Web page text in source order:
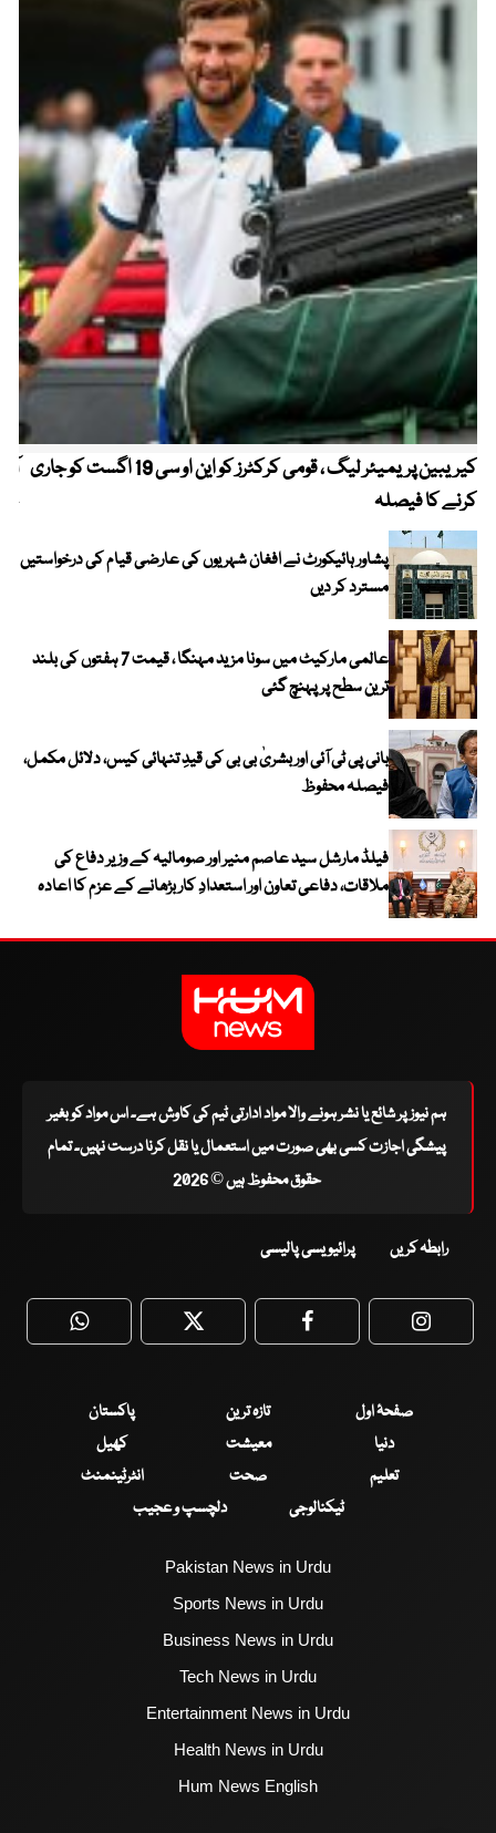
کیریبین پریمیئر لیگ ، قومی کرکٹرز کو این او سی 19 اگست کو جاری
کرنے کا فیصلہ
پشاور ہائیکورٹ نے افغان شہریوں کی عارضی قیام کی درخواستیں
مسترد کر دیں
عالمی مارکیٹ میں سونا مزید مہنگا ، قیمت 7 ہفتوں کی بلند
ترین سطح پر پہنچ گئی
بانی پی ٹی آئی اور بشریٰ بی بی کی قیدِ تنہائی کیس، دلائل مکمل،
فیصلہ محفوظ
فیلڈ مارشل سید عاصم منیر اور صومالیہ کے وزیر دفاع کی
ملاقات، دفاعی تعاون اور استعدادِ کار بڑھانے کے عزم کا اعادہ
ہم نیوز پر شائع یا نشر ہونے والا مواد ادارتی ٹیم کی کاوش ہے۔ اس مواد کو بغیر
پیشگی اجازت کسی بھی صورت میں استعمال یا نقل کرنا درست نہیں۔ تمام
حقوق محفوظ ہیں © 2026
رابطہ کریں پرائیویسی پالیسی
WhatsApp Twitter Facebook
صفحۂ اول تازہ ترین
پاکستان
دنیا
معیشت
کھیل
تعلیم
صحت
انٹرٹینمنٹ
ٹیکنالوجی
دلچسپ و عجیب
Pakistan News in Urdu
Sports News in Urdu
Business News in Urdu
Tech News in Urdu
Entertainment News in Urdu
Health News in Urdu
Hum News English